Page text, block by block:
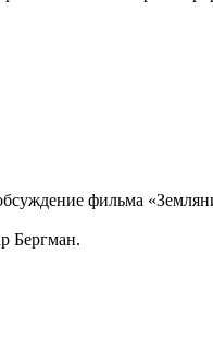
фильма
Бергман.